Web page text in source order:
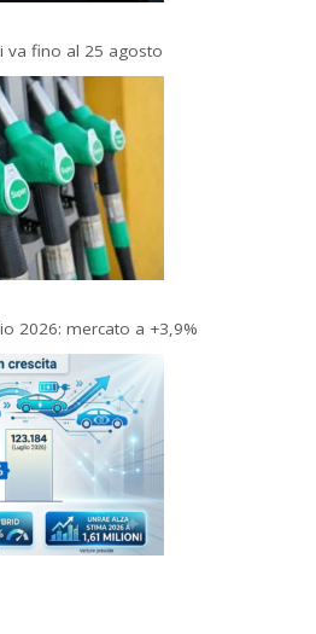
va fino al 25 agosto
2026: mercato a +3,9%